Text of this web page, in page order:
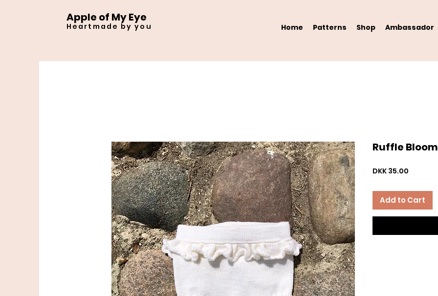
Apple of My Eye
Heartmade by you Home Patterns Shop Ambassador
Ruffle
DKK 35.00
Add to Cart